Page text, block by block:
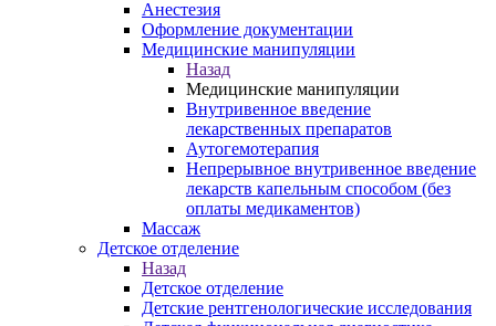
Анестезия
Оформление документации
Медицинские манипуляции
Назад
Медицинские манипуляции
Внутривенное введение
лекарственных препаратов
Аутогемотерапия
Непрерывное внутривенное введение
лекарств капельным способом (без
оплаты медикаментов)
Массаж
Детское отделение
Назад
Детское отделение
Детские рентгенологические исследования